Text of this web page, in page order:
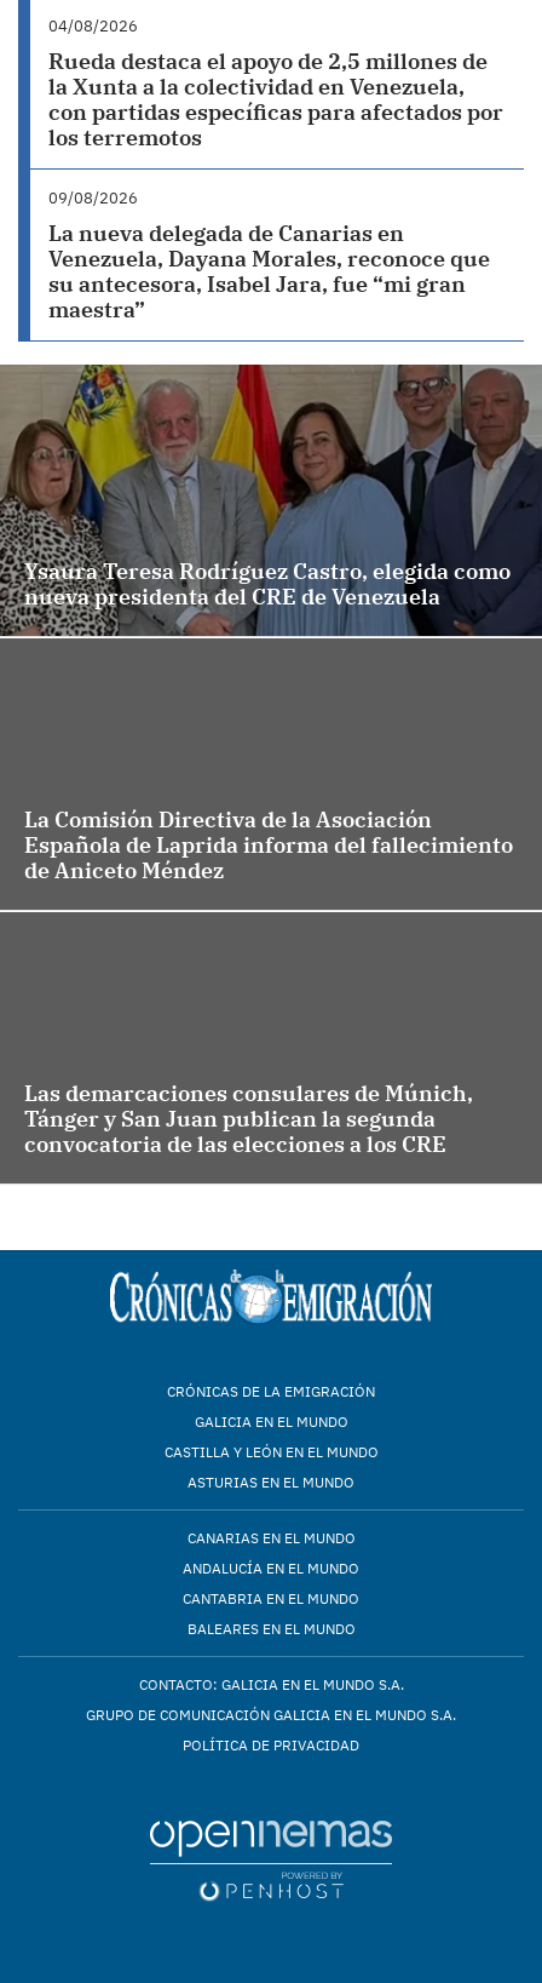
04/08/2026
Rueda destaca el apoyo de 2,5 millones de
la Xunta a la colectividad en Venezuela,
con partidas específicas para afectados por
los terremotos
09/08/2026
La nueva delegada de Canarias en
Venezuela, Dayana Morales, reconoce que
su antecesora, Isabel Jara, fue “mi gran
maestra”
Ysaura Teresa Rodríguez Castro, elegida como
nueva presidenta del CRE de Venezuela
La Comisión Directiva de la Asociación
Española de Laprida informa del fallecimiento
de Aniceto Méndez
Las demarcaciones consulares de Múnich,
Tánger y San Juan publican la segunda
convocatoria de las elecciones a los CRE
CRÓNICAS DE LA EMIGRACIÓN
GALICIA EN EL MUNDO
CASTILLA Y LEÓN EN EL MUNDO
ASTURIAS EN EL MUNDO
CANARIAS EN EL MUNDO
ANDALUCÍA EN EL MUNDO
CANTABRIA EN EL MUNDO
BALEARES EN EL MUNDO
CONTACTO: GALICIA EN EL MUNDO S.A.
GRUPO DE COMUNICACIÓN GALICIA EN EL MUNDO S.A.
POLÍTICA DE PRIVACIDAD